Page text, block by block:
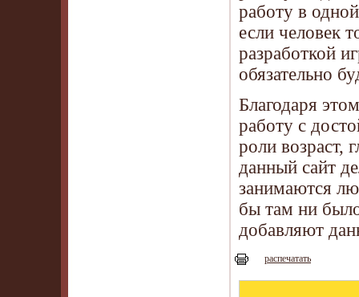
работу в
если человек
разработкой
обязательно
Благодаря
работу с
роли возраст,
данный сайт
занимаются
бы там ни
добавляют
распечатать